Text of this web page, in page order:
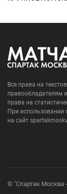
Все права на
правообладателям
права на
При использовании
на сайт
© "Спартак Москва